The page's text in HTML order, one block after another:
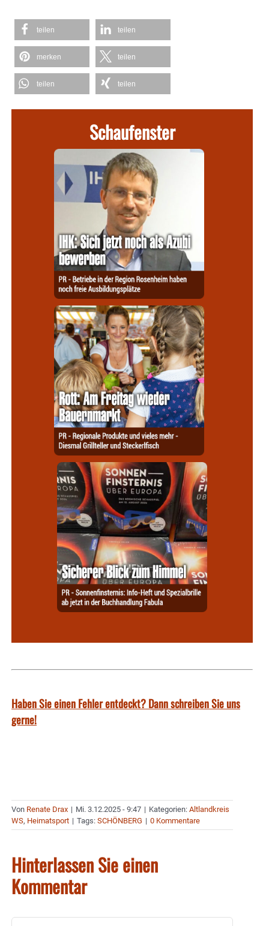
teilen teilen
merken teilen
teilen teilen
Schaufenster
Haben Sie einen Fehler entdeckt? Dann schreiben Sie uns
gerne!
Von Renate Drax | Mi. 3.12.2025 - 9:47 | Kategorien: Altlandkreis
WS, Heimatsport | Tags: SCHÖNBERG | 0 Kommentare
Hinterlassen Sie einen
Kommentar